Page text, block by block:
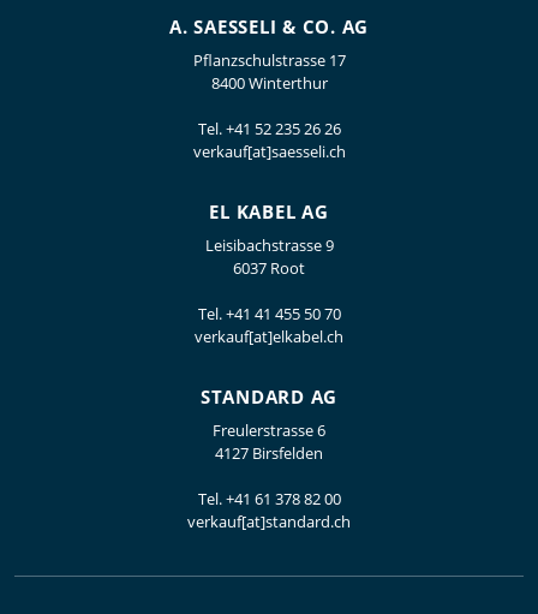
A. SAESSELI & CO. AG
Pflanzschulstrasse 17
8400 Winterthur
Tel.+41 52 235 26 26
verkauf[at]saesseli.ch
EL KABEL AG
Leisibachstrasse 9
6037 Root
Tel.+41 41 455 50 70
verkauf[at]elkabel.ch
STANDARD AG
Freulerstrasse 6
4127 Birsfelden
Tel.+41 61 378 82 00
verkauf[at]standard.ch